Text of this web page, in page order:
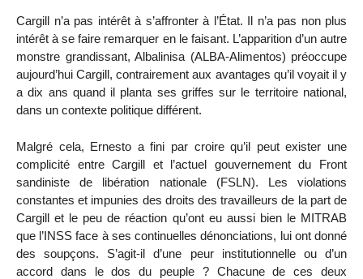
Cargill n’a pas intérêt à s’affronter à l’État. Il n’a pas non plus
intérêt à se faire remarquer en le faisant. L’apparition d’un autre
monstre grandissant, Albalinisa (ALBA-Alimentos) préoccupe
aujourd’hui Cargill, contrairement aux avantages qu’il voyait il y
a dix ans quand il planta ses griffes sur le territoire national,
dans un contexte politique différent.
Malgré cela, Ernesto a fini par croire qu’il peut exister une
complicité entre Cargill et l’actuel gouvernement du Front
sandiniste de libération nationale (FSLN). Les violations
constantes et impunies des droits des travailleurs de la part de
Cargill et le peu de réaction qu’ont eu aussi bien le MITRAB
que l’INSS face à ses continuelles dénonciations, lui ont donné
des soupçons. S’agit-il d’une peur institutionnelle ou d’un
accord dans le dos du peuple ? Chacune de ces deux